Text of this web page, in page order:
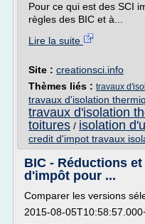
Pour ce qui est des SCI
règles des BIC et à...
Lire la suite
Site : creationsci.info
Thèmes liés : travaux
travaux d'isolation
travaux d'isolation
toitures / isolation
credit d'impot travaux
BIC - Réductions
d'impôt pour ...
Comparer les versions
2015-08-